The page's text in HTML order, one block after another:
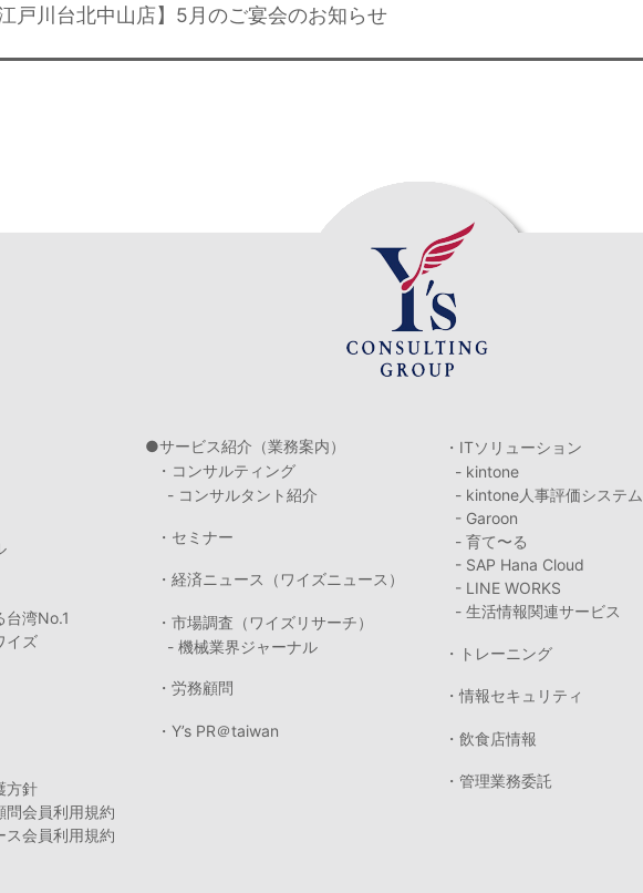
戸川台北中山店】5月のご宴会のお知らせ
台湾No.1
イズ
方針
問会員利用規約
ス会員利用規約
サービス紹介（業務案内）
・コンサルティング
- コンサルタント紹介
・セミナー
・経済ニュース（ワイズニュース）
・市場調査（ワイズリサーチ）
- 機械業界ジャーナル
・労務顧問
・Y’s PR＠taiwan
・ITソリューション
- kintone
- kintone人事評価システム
- Garoon
- 育て〜る
- SAP Hana Cloud
- LINE WORKS
- 生活情報関連サービス
・トレーニング
・情報セキュリティ
・飲食店情報
・管理業務委託